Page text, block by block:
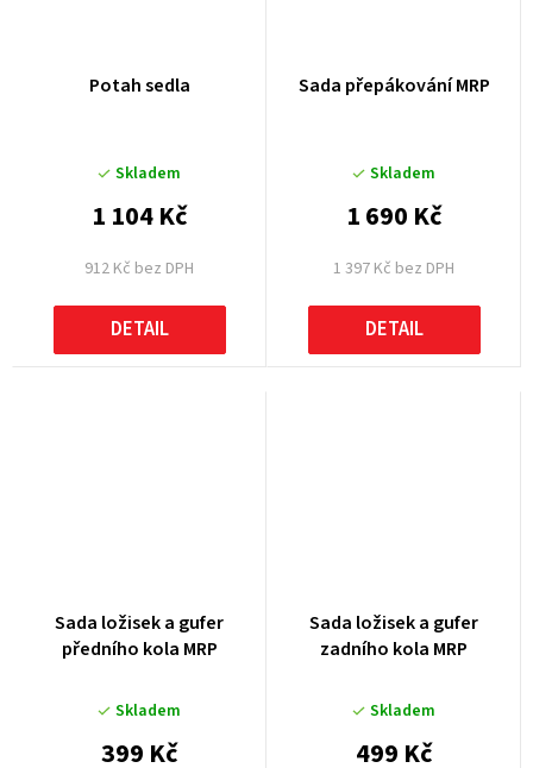
Potah sedla
Skladem
912 Kč bez DPH
1 104 Kč
DETAIL
Sada přepákování MRP
Skladem
1 397 Kč bez DPH
1 690 Kč
DETAIL
Sada ložisek a gufer
předního kola MRP
Skladem
399 Kč
Sada ložisek a gufer
zadního kola MRP
Skladem
499 Kč